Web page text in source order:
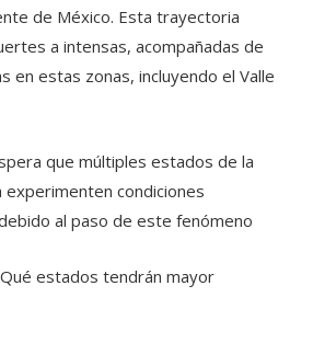
de México. Esta trayectoria
a intensas, acompañadas de
en estas zonas, incluyendo el Valle
que múltiples estados de la
experimenten condiciones
al paso de este fenómeno
estados tendrán mayor